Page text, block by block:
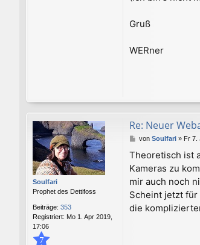
Gruß
WERner
Soulfari
Prophet des Dettifoss
Beiträge: 353
Registriert: Mo 1. Apr 2019,
17:06
7
Re: Neuer
B
i
t
r
a
g
von Soulfari» Fr 7.
Theoretisch ist
Kameras zu
mir auch noch
Scheint jetzt
die